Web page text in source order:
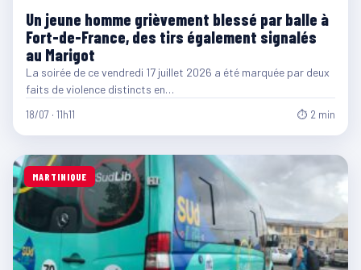
Un jeune homme grièvement blessé par balle à
Fort-de-France, des tirs également signalés
au Marigot
La soirée de ce vendredi 17 juillet 2026 a été marquée par deux
faits de violence distincts en…
18/07 · 11h11 ⏱ 2 min
MARTINIQUE